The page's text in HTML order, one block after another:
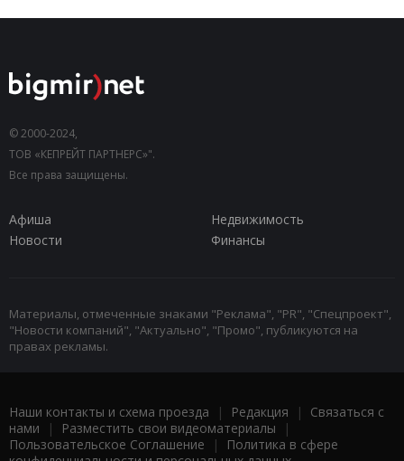
© 2000-2024,
ТОВ «КЕПРЕЙТ ПАРТНЕРС»".
Все права защищены.
Афиша
Недвижимость
Новости
Финансы
Материалы, отмеченные знаками "Реклама", "PR", "Спецпроект",
"Новости компаний", "Актуально", "Промо", публикуются на
правах рекламы.
Наши контакты и схема проезда | Редакция | Связаться с
нами | Разместить свои видеоматериалы |
Пользовательское Соглашение |
Политика в сфере